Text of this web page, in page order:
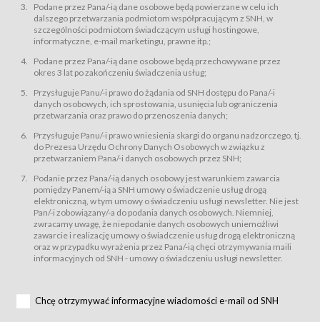
świadczy Usługi drogą elektroniczną w rozumieniu ustawy z dnia 18 lipca
2002 r. o świadczeniu usług drogą elektroniczną (Dz.U. z 2002 r., Nr 144, poz.
1204, z późń. zm.). Usługi świadczone są nieodpłatnie.
usługę przeglądania i odczytywania przez Usługobiorców materiałów
zamieszczanych w Serwisie,
usługę utrzymywania konta użytkownika w Serwisie,
usługę newsletter,
usługę zawierania na odległość umów nabycia Karnetów i Biletów,
usługę zawierania na odległość umów sprzedaży w Sklepie.
dnia 18 lipca 2002 r. o świadczeniu usług drogą elektroniczną (Dz.U. z 2002
r., Nr 144, poz. 1204, z późń. zm.). Usługi świadczone są nieodpłatnie.
Na zasadach określonych w Regulaminie dostęp do Serwisu jest otwarty dla
Usługobiorca przed rozpoczęciem korzystania z Serwisu jest zobowiązany
zapoznać się z Regulaminem. Założenie konta w Serwisie oraz zamówienie
usługi newsletter za pośrednictwem przeznaczonego do tego formularza
zamieszczonego na stronach Serwisu dostępnych dla wszystkich
Usługobiorców wymaga akceptacji postanowień Regulaminu.
Usługobiorca zobowiązany jest do przestrzegania postanowień Regulaminu
od chwili rozpoczęcia korzystania z Serwisu.
Regulamin jest udostępniony Usługobiorcom nieodpłatnie za
Warunki techniczne korzystania z Usług
Podane przez Pana/-ią dane osobowe będą powierzane w celu ich
dalszego przetwarzania podmiotom współpracującym z SNH, w
szczególności podmiotom świadczącym usługi hostingowe,
informatyczne, e-mail marketingu, prawne itp.;
Podane przez Pana/-ią dane osobowe będą przechowywane przez
okres 3 lat po zakończeniu świadczenia usług;
Przysługuje Panu/-i prawo do żądania od SNH dostępu do Pana/-i
danych osobowych, ich sprostowania, usunięcia lub ograniczenia
przetwarzania oraz prawo do przenoszenia danych;
Przysługuje Panu/-i prawo wniesienia skargi do organu nadzorczego, tj.
do Prezesa Urzędu Ochrony Danych Osobowych w związku z
przetwarzaniem Pana/-i danych osobowych przez SNH;
Podanie przez Pana/-ią danych osobowy jest warunkiem zawarcia
pomiędzy Panem/-ią a SNH umowy o świadczenie usług drogą
elektroniczną, w tym umowy o świadczeniu usługi newsletter. Nie jest
Pan/-i zobowiązany/-a do podania danych osobowych. Niemniej,
zwracamy uwagę, że niepodanie danych osobowych uniemożliwi
zawarcie i realizację umowy o świadczenie usług drogą elektroniczną
oraz w przypadku wyrażenia przez Pana/-ią chęci otrzymywania maili
informacyjnych od SNH - umowy o świadczeniu usługi newsletter.
Chcę otrzymywać informacyjne wiadomości e-mail od SNH